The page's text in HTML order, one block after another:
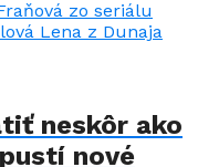
neskôr ako
nové